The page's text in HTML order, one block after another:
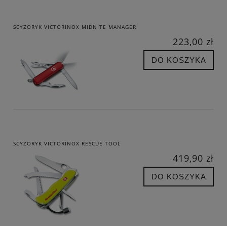
SCYZORYK VICTORINOX MIDNITE MANAGER
223,00 zł
DO KOSZYKA
SCYZORYK VICTORINOX RESCUE TOOL
419,90 zł
DO KOSZYKA